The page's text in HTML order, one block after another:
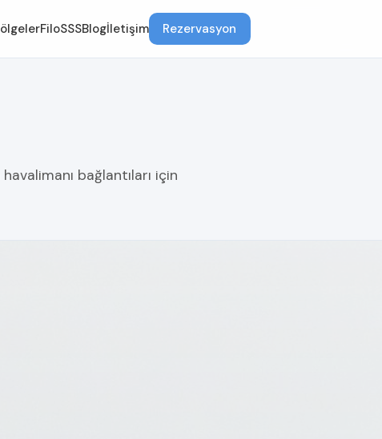
FiloSSSBlogİletişim Rezervasyon
bağlantıları için